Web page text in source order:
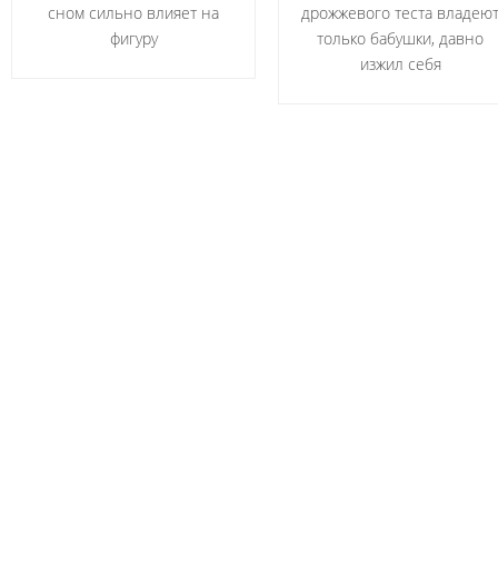
сном сильно влияет на
фигуру
дрожжевого теста владеют
только бабушки, давно
изжил себя